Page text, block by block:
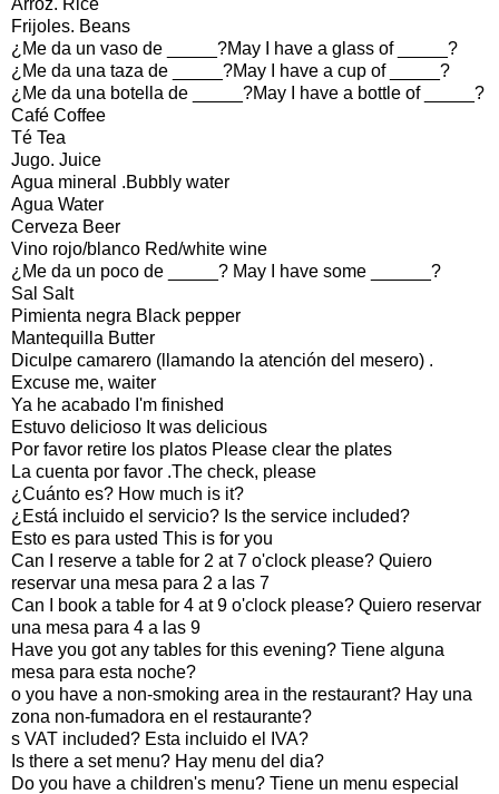
Frijoles. Beans
¿Me da un vaso de _____?May I have a glass of _____?
¿Me da una taza de _____?May I have a cup of _____?
¿Me da una botella de _____?May I have a bottle of _____?
Café Coffee
Té Tea
Jugo. Juice
Agua mineral .Bubbly water
Agua Water
Cerveza Beer
Vino rojo/blanco Red/white wine
¿Me da un poco de _____? May I have some ______?
Sal Salt
Pimienta negra Black pepper
Mantequilla Butter
Diculpe camarero (llamando la atención del mesero) .
Excuse me, waiter
Ya he acabado I'm finished
Estuvo delicioso It was delicious
Por favor retire los platos Please clear the plates
La cuenta por favor .The check, please
¿Cuánto es? How much is it?
¿Está incluido el servicio? Is the service included?
Esto es para usted This is for you
Can I reserve a table for 2 at 7 o'clock please? Quiero
reservar una mesa para 2 a las 7
Can I book a table for 4 at 9 o'clock please? Quiero reservar
una mesa para 4 a las 9
Have you got any tables for this evening? Tiene alguna
mesa para esta noche?
o you have a non-smoking area in the restaurant? Hay una
zona non-fumadora en el restaurante?
s VAT included? Esta incluido el IVA?
Is there a set menu? Hay menu del dia?
Do you have a children's menu? Tiene un menu especial